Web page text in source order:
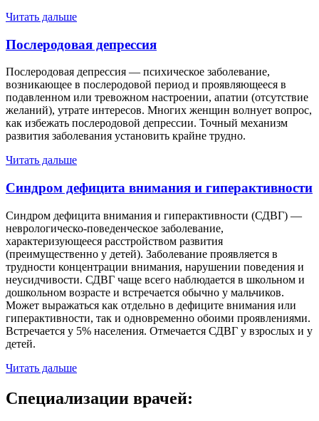
Читать дальше
Послеродовая депрессия
Послеродовая депрессия — психическое заболевание,
возникающее в послеродовой период и проявляющееся в
подавленном или тревожном настроении, апатии (отсутствие
желаний), утрате интересов. Многих женщин волнует вопрос,
как избежать послеродовой депрессии. Точный механизм
развития заболевания установить крайне трудно.
Читать дальше
Синдром дефицита внимания и гиперактивности
Синдром дефицита внимания и гиперактивности (СДВГ) —
неврологическо-поведенческое заболевание,
характеризующееся расстройством развития
(преимущественно у детей). Заболевание проявляется в
трудности концентрации внимания, нарушении поведения и
неусидчивости. СДВГ чаще всего наблюдается в школьном и
дошкольном возрасте и встречается обычно у мальчиков.
Может выражаться как отдельно в дефиците внимания или
гиперактивности, так и одновременно обоими проявлениями.
Встречается у 5% населения. Отмечается СДВГ у взрослых и у
детей.
Читать дальше
Специализации врачей: